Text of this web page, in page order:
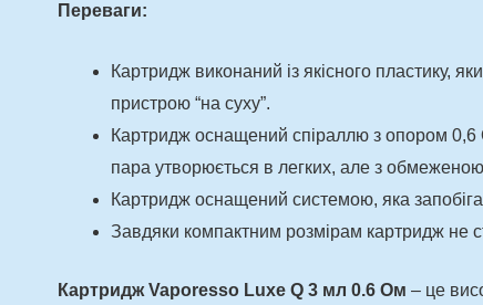
Переваги:
Картридж виконаний із якісного пластику,
пристрою “на суху”.
Картридж оснащений спіраллю з опором 0,6
пара утворюється в легких, але з
Картридж оснащений системою, яка
Завдяки компактним розмірам картридж не
Картридж Vaporesso Luxe Q 3 мл 0.6 Ом – це